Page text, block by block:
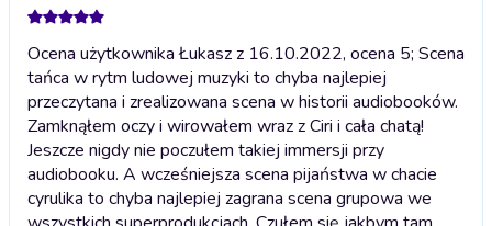
Ocena użytkownika Łukasz z 16.10.2022, ocena 5; Scena
tańca w rytm ludowej muzyki to chyba najlepiej
przeczytana i zrealizowana scena w historii audiobooków.
Zamknąłem oczy i wirowałem wraz z Ciri i cała chatą!
Jeszcze nigdy nie poczułem takiej immersji przy
audiobooku. A wcześniejsza scena pijaństwa w chacie
cyrulika to chyba najlepiej zagrana scena grupowa we